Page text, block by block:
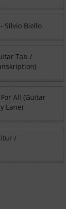
Silvio Biello
Tab /
All (Guitar
Lane)
/